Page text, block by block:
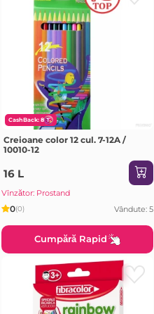
CashBack: 8
Creioane color 12 cul. 7-12A /
10010-12
16 L
Vînzător: Prostand
0(0) Vândute: 5
Cumpără Rapid